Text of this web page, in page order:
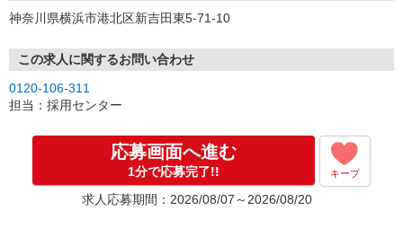
神奈川県横浜市港北区新吉田東5-71-10
この求人に関するお問い合わせ
0120-106-311
担当：採用センター
応募画面へ進む
1分で応募完了!! キープ
求人応募期間：2026/08/07～2026/08/20